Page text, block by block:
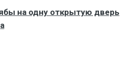
на одну открытую дверь